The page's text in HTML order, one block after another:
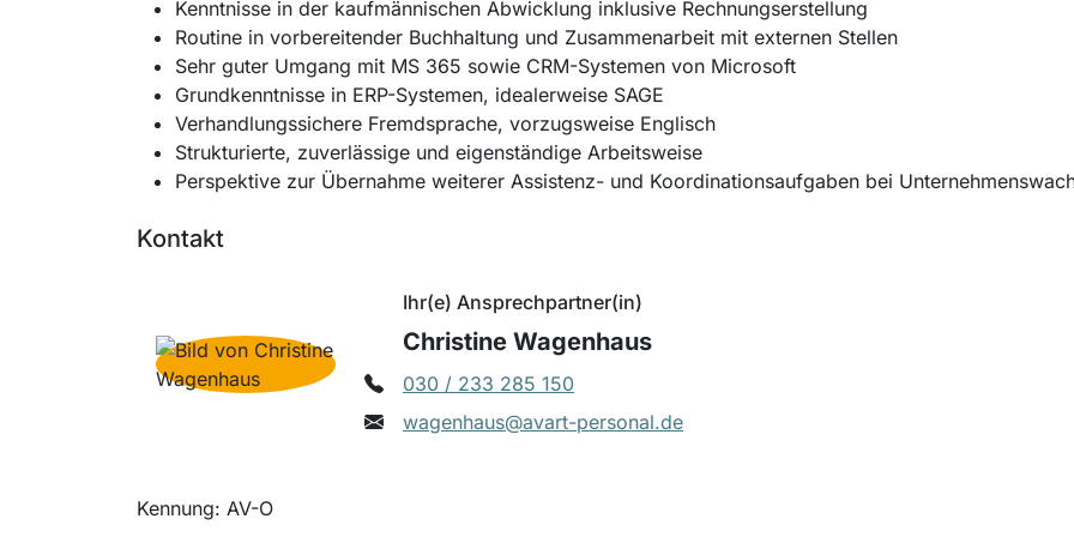
Kenntnisse in der kaufmännischen Abwicklung inklusive Rechnungserstellung
Routine in vorbereitender Buchhaltung und Zusammenarbeit mit externen Stellen
Sehr guter Umgang mit MS 365 sowie CRM-Systemen von Microsoft
Grundkenntnisse in ERP-Systemen, idealerweise SAGE
Verhandlungssichere Fremdsprache, vorzugsweise Englisch
Strukturierte, zuverlässige und eigenständige Arbeitsweise
Perspektive zur Übernahme weiterer Assistenz- und Koordinationsaufgaben bei
Kontakt
Ihr(e) Ansprechpartner(in)
Christine Wagenhaus
030 / 233 285 150
wagenhaus@avart-personal.de
Kennung: AV-O